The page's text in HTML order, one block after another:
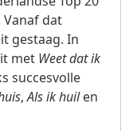
Vanaf dat
gestaag. In
met Weet dat ik
succesvolle
,Als ik huilen